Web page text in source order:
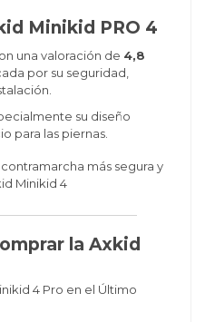
Minikid PRO 4
una valoración de 4,8
por su seguridad,
su diseño
para las piernas.
la Axkid
4 Pro en el Último